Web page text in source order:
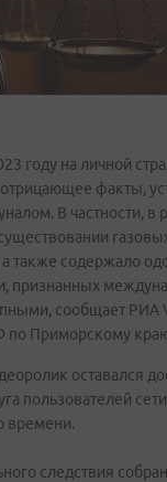
году на личной
факты,
В частности, в
также содержало
признанных
сообщает РИА
по Приморскому
оставался
пользователей
времени.
следствия